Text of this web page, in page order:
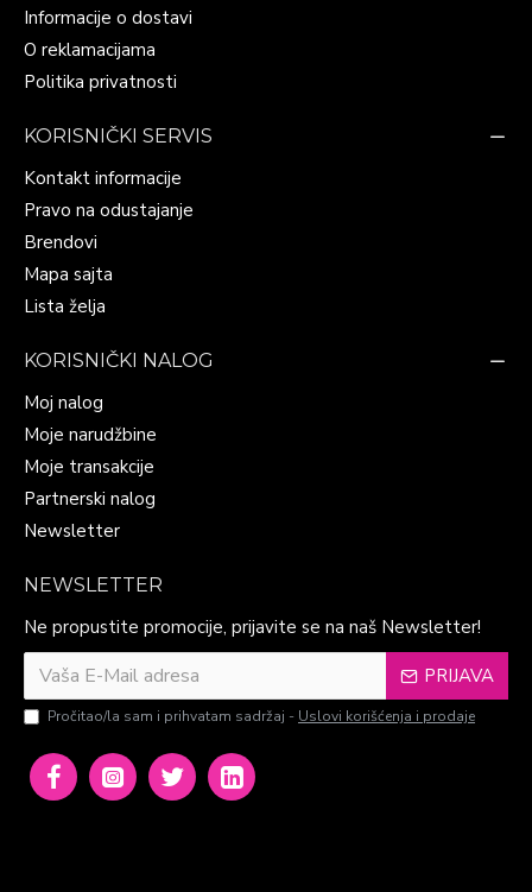
Informacije o dostavi
O reklamacijama
Politika privatnosti
KORISNIČKI SERVIS
Kontakt informacije
Pravo na odustajanje
Brendovi
Mapa sajta
Lista želja
KORISNIČKI NALOG
Moj nalog
Moje narudžbine
Moje transakcije
Partnerski nalog
Newsletter
NEWSLETTER
Ne propustite promocije, prijavite se na naš Newsletter!
PRIJAVA
Pročitao/la sam i prihvatam sadržaj - Uslovi korišćenja i prodaje